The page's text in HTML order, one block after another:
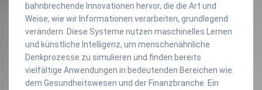
bahnbrechende Innovationen hervor, die die Art und
Weise, wie wir Informationen verarbeiten, grundlegend
verändern. Diese Systeme nutzen maschinelles Lernen
und künstliche Intelligenz, um menschenähnliche
Denkprozesse zu simulieren und finden bereits
vielfältige Anwendungen in bedeutenden Bereichen wie
dem Gesundheitswesen und der Finanzbranche. Ein